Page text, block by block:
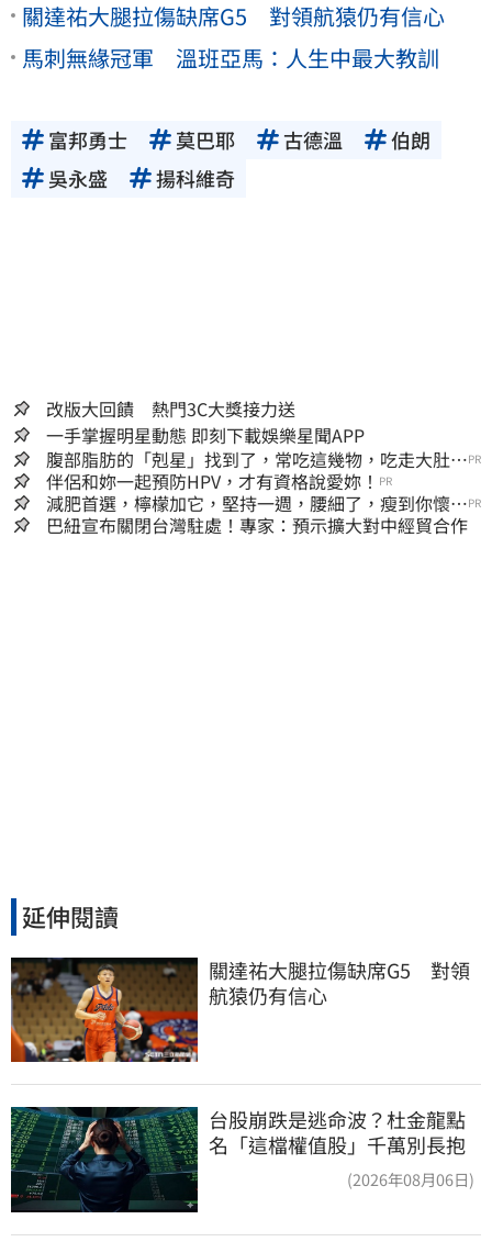
關達祐大腿拉傷缺席G5 對領航猿仍有信心
馬刺無緣冠軍 溫班亞馬：人生中最大教訓
富邦勇士 莫巴耶 古德溫
伯朗
吳永盛
揚科維奇
改版大回饋 熱門3C大獎接力送
一手掌握明星動態 即刻下載娛樂星聞APP
腹部脂肪的「剋星」找到了，常吃這幾物，吃走大肚
囊，瘦出小蠻腰
PR
伴侶和妳一起預防HPV，才有資格說愛妳！ PR
減肥首選，檸檬加它，堅持一週，腰細了，瘦到你懷疑
人生
PR
巴紐宣布關閉台灣駐處！專家：預示擴大對中經貿合作
延伸閱讀
關達祐大腿拉傷缺席G5　對領
航猿仍有信心
台股崩跌是逃命波？杜金龍點
名「這檔權值股」千萬別長抱
(2026年08月06日)